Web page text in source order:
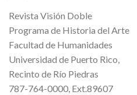
Revista Visión Doble
Programa de Historia del Arte
Facultad de Humanidades
Universidad de Puerto Rico,
Recinto de Río Piedras
787-764-0000, Ext.89607